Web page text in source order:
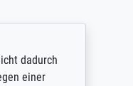
dadurch
einer